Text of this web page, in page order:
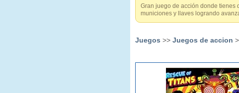
Gran juego de acción donde tienes
municiones y llaves logrando
Juegos >> Juegos de accion